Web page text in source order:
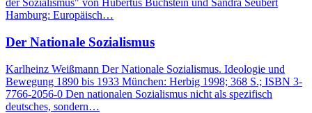
der Sozialismus" von Hubertus Buchstein und Sandra Seubert
Hamburg: Europäisch…
Der Nationale Sozialismus
Karlheinz Weißmann Der Nationale Sozialismus. Ideologie und
Bewegung 1890 bis 1933 München: Herbig 1998; 368 S.; ISBN 3-
7766-2056-0 Den nationalen Sozialismus nicht als spezifisch
deutsches, sondern…